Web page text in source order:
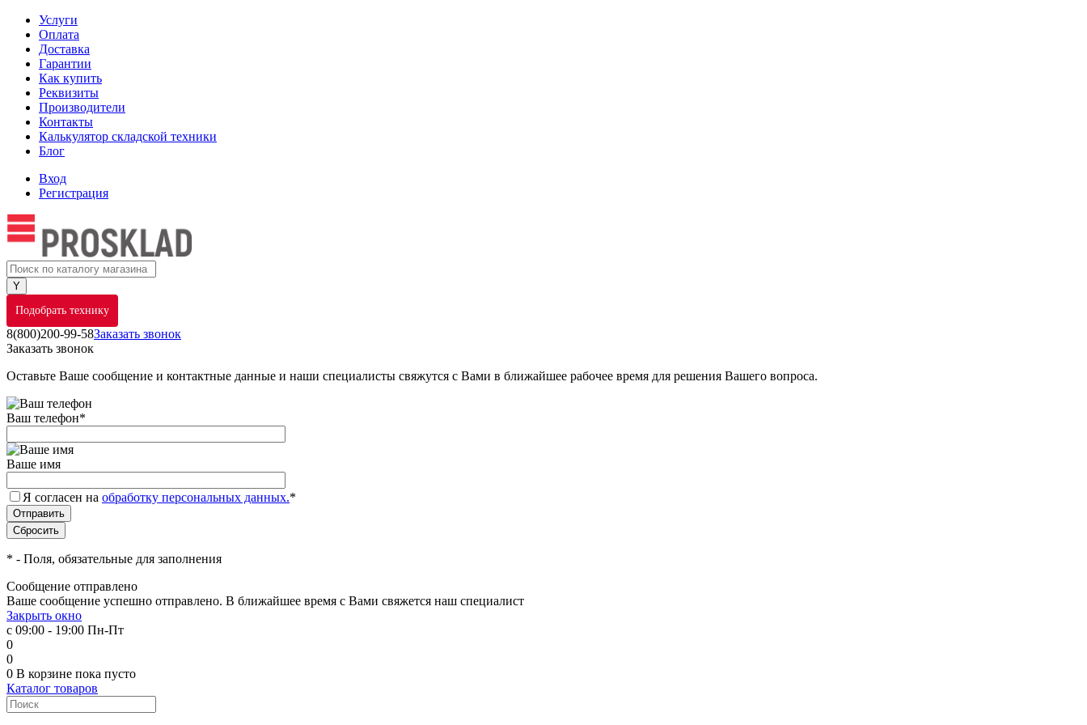
Услуги
Оплата
Доставка
Гарантии
Как купить
Реквизиты
Производители
Контакты
Калькулятор складской техники
Блог
Вход
Регистрация
Подобрать технику
8(800)200-99-58Заказать звонок
Заказать звонок
Оставьте Ваше сообщение и контактные данные и наши специалисты свяжутся с Вами в ближайшее рабочее время для решения Вашего вопроса.
Ваш телефон*
Ваше имя
Я согласен на обработку персональных данных.*
* - Поля, обязательные для заполнения
Сообщение отправлено
Ваше сообщение успешно отправлено. В ближайшее время с Вами свяжется наш специалист
Закрыть окно
с 09:00 - 19:00 Пн-Пт
0
0
0 В корзине пока пусто
Каталог товаров